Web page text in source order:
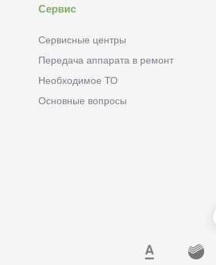
Сервис
Сервисные центры
Передача аппарата в ремонт
Необходимое ТО
Основные вопросы